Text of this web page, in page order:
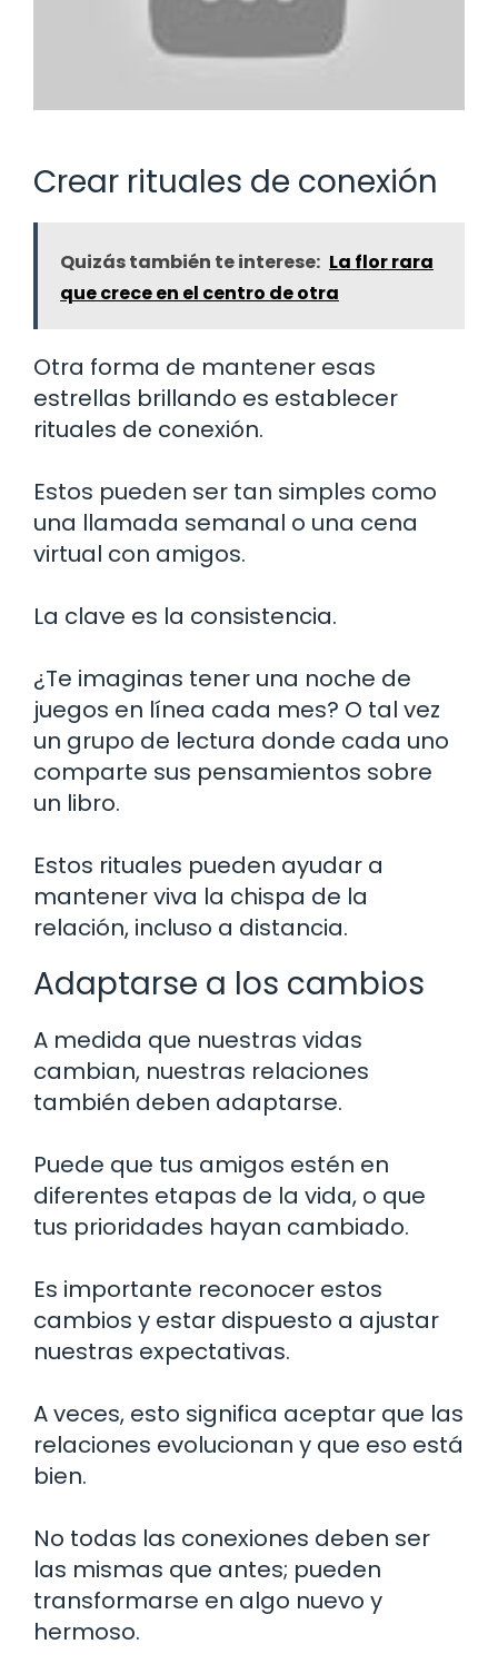
Crear rituales de conexión
Quizás también te interese: La flor rara
que crece en el centro de otra
Otra forma de mantener esas
estrellas brillando es establecer
rituales de conexión.
Estos pueden ser tan simples como
una llamada semanal o una cena
virtual con amigos.
La clave es la consistencia.
¿Te imaginas tener una noche de
juegos en línea cada mes? O tal vez
un grupo de lectura donde cada uno
comparte sus pensamientos sobre
un libro.
Estos rituales pueden ayudar a
mantener viva la chispa de la
relación, incluso a distancia.
Adaptarse a los cambios
A medida que nuestras vidas
cambian, nuestras relaciones
también deben adaptarse.
Puede que tus amigos estén en
diferentes etapas de la vida, o que
tus prioridades hayan cambiado.
Es importante reconocer estos
cambios y estar dispuesto a ajustar
nuestras expectativas.
A veces, esto significa aceptar que las
relaciones evolucionan y que eso está
bien.
No todas las conexiones deben ser
las mismas que antes; pueden
transformarse en algo nuevo y
hermoso.